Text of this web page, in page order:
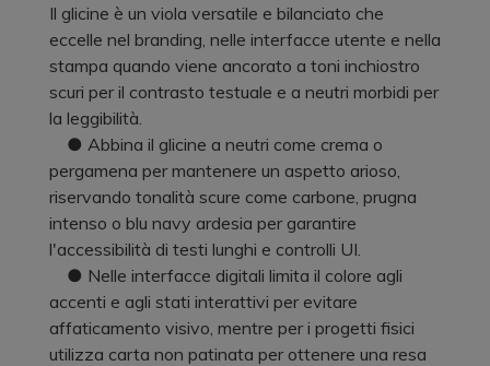
Il glicine è un viola versatile e bilanciato che
eccelle nel branding, nelle interfacce utente e nella
stampa quando viene ancorato a toni inchiostro
scuri per il contrasto testuale e a neutri morbidi per
la leggibilità.
● Abbina il glicine a neutri come crema o
pergamena per mantenere un aspetto arioso,
riservando tonalità scure come carbone, prugna
intenso o blu navy ardesia per garantire
l'accessibilità di testi lunghi e controlli UI.
● Nelle interfacce digitali limita il colore agli
accenti e agli stati interattivi per evitare
affaticamento visivo, mentre per i progetti fisici
utilizza carta non patinata per ottenere una resa